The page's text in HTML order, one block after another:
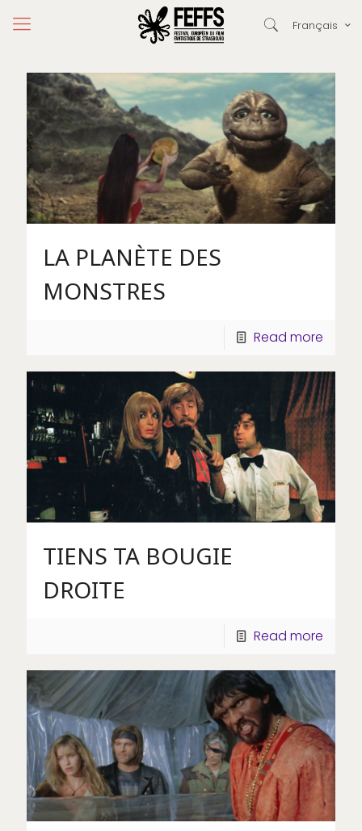
Français
LA PLANÈTE DES
MONSTRES
Read more
TIENS TA BOUGIE
DROITE
Read more